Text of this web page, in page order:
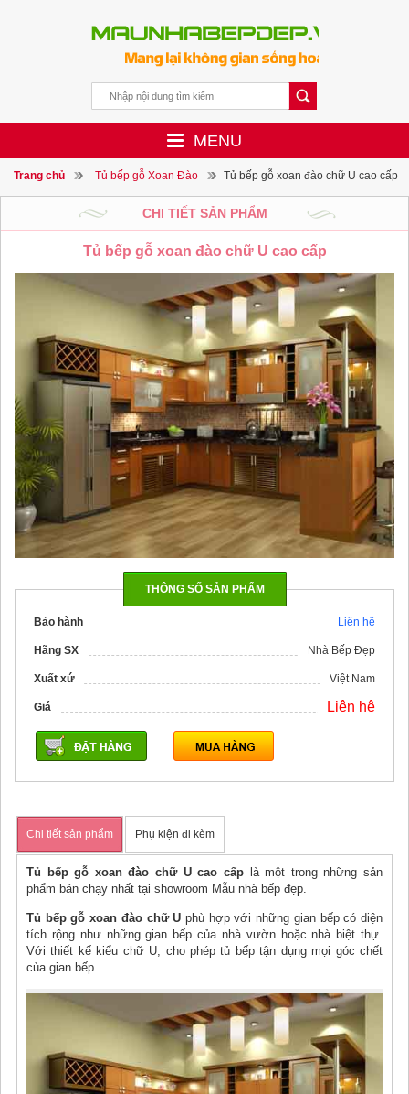
MENU
Trang chủ Tủ bếp gỗ Xoan Đào Tủ bếp gỗ xoan đào chữ U cao cấp
CHI TIẾT SẢN PHẨM
Tủ bếp gỗ xoan đào chữ U cao cấp
THÔNG SỐ SẢN PHẨM
Bảo hành Liên hệ
Hãng SX Nhà Bếp Đẹp
Xuất xứ Việt Nam
Giá Liên hệ
Chi tiết sản phẩm Phụ kiện đi kèm
Tủ bếp gỗ xoan đào chữ U cao cấplà một trong những sản
phẩm bán chạy nhất tại showroom Mẫu nhà bếp đẹp.
Tủ bếp gỗ xoan đào chữ U phù hợp với những gian bếp có diện
tích rộng như những gian bếp của nhà vườn hoặc nhà biệt thự.
Với thiết kế kiểu chữ U, cho phép tủ bếp tận dụng mọi góc chết
của gian bếp.